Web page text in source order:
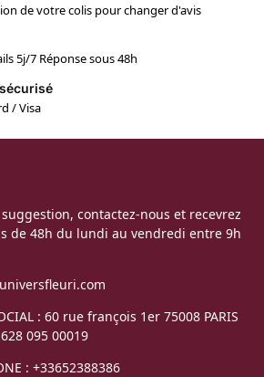
de votre colis pour changer d'avis
5j/7 Réponse sous 48h
/ Visa
contactez-nous et recevrez
de 48h du lundi au vendredi entre 9h
: 60 rue françois 1er 75008 PARIS
095 00019
: +33652388386